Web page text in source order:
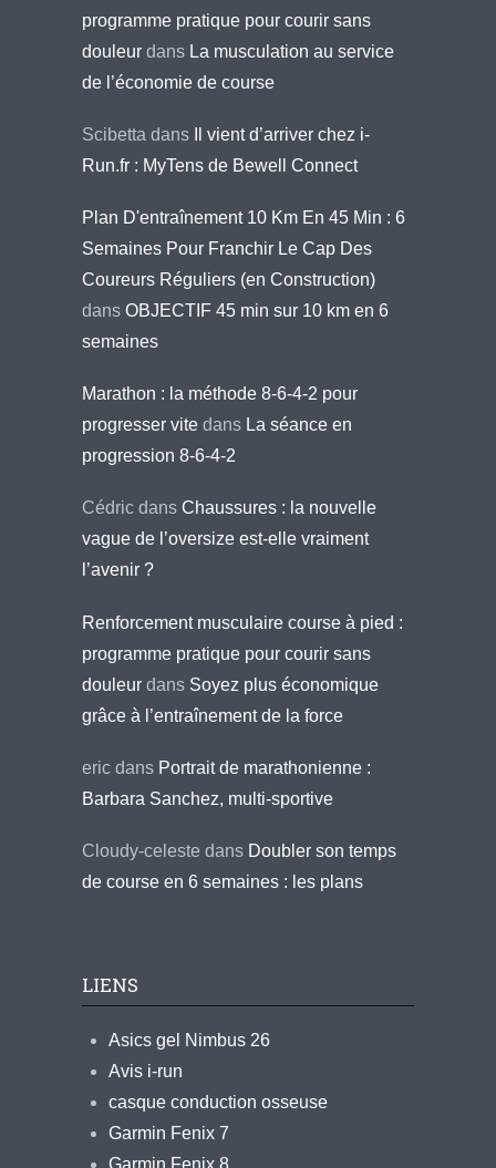
programme pratique pour courir sans
douleur dans La musculation au service
de l’économie de course
Scibetta dans
Il vient d’arriver chez i-
Run.fr : MyTens de Bewell Connect
Plan D'entraînement 10 Km En 45 Min : 6
Semaines Pour Franchir Le Cap Des
Coureurs Réguliers (en Construction)
dans OBJECTIF 45 min sur 10 km en 6
semaines
Marathon : la méthode 8-6-4-2 pour
progresser vite dans La séance en
progression 8-6-4-2
Cédric dans Chaussures : la nouvelle
vague de l’oversize est-elle vraiment
l’avenir ?
Renforcement musculaire course à pied :
programme pratique pour courir sans
douleur dans Soyez plus économique
grâce à l’entraînement de la force
eric dans Portrait de marathonienne :
Barbara Sanchez, multi-sportive
Cloudy-celeste dans Doubler son temps
de course en 6 semaines : les plans
LIENS
Asics gel Nimbus 26
Avis i-run
casque conduction osseuse
Garmin Fenix 7